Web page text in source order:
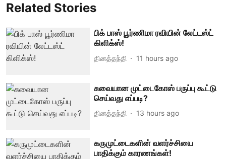
Related Stories
பிக் பாஸ் பூர்ணிமா ரவியின் லேட்டஸ்ட்
கிளிக்ஸ்!
தினத்தந்தி 11 hours ago
சுவையான முட்டைகோஸ் பருப்பு கூட்டு
செய்வது எப்படி?
தினத்தந்தி 13 hours ago
கருமுட்டைகளின் வளர்ச்சியை
பாதிக்கும் காரணங்கள்!